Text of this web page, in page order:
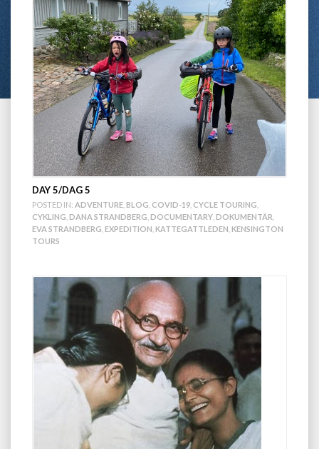
DAY 5/DAG 5
POSTED IN: ADVENTURE BLOG COVID-19 CYCLE TOURING
CYKLING DANA STRANDBERG DOCUMENTARY DOKUMENTÄR
EVA STRANDBERG EXPEDITION KATTEGATTLEDEN KENSINGTON
TOURS